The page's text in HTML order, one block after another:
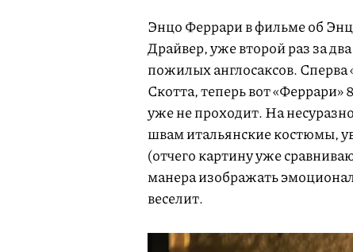
Энцо Феррари в фильме об
Драйвер, уже второй раз за
пожилых англосаксов.
Скотта, теперь вот
уже не проходит. На
швам итальянские костюмы,
(отчего картину уже
манера изображать
веселит.